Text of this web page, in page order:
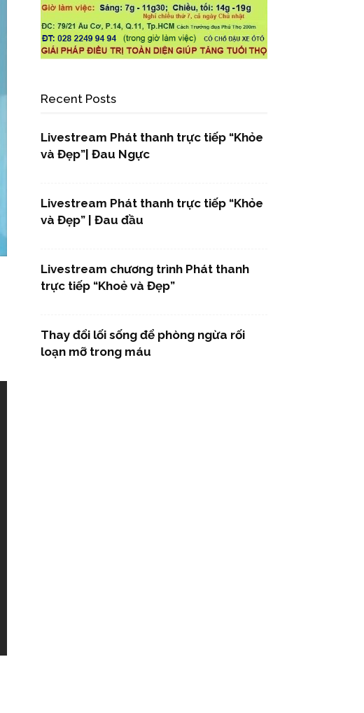
Recent Posts
Livestream Phát thanh trực tiếp “Khỏe
và Đẹp”| Đau Ngực
Livestream Phát thanh trực tiếp “Khỏe
và Đẹp” | Đau đầu
Livestream chương trình Phát thanh
trực tiếp “Khoẻ và Đẹp”
Thay đổi lối sống để phòng ngừa rối
loạn mỡ trong máu